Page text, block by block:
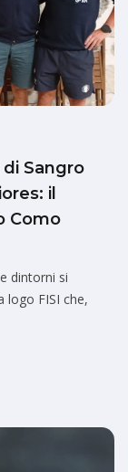
Sangro
il
Como
dintorni si
logo FISI che,